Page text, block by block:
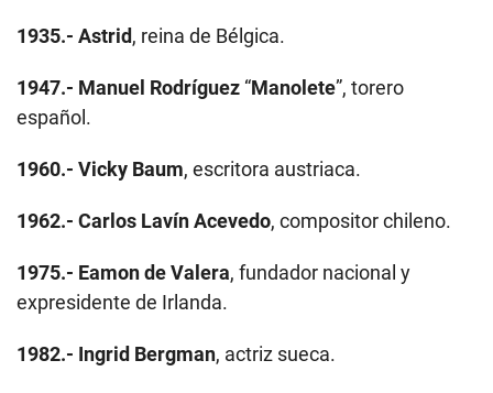
1935.- Astrid, reina de Bélgica.
1947.- Manuel Rodríguez “Manolete”, torero
español.
1960.- Vicky Baum, escritora austriaca.
1962.- Carlos Lavín Acevedo, compositor chileno.
1975.- Eamon de Valera, fundador nacional y
expresidente de Irlanda.
1982.- Ingrid Bergman, actriz sueca.